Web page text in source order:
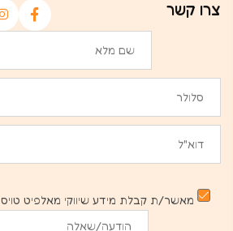
צרו קשר
מאשר/ת קבלת מידע שיווקי מאלפיט טויס